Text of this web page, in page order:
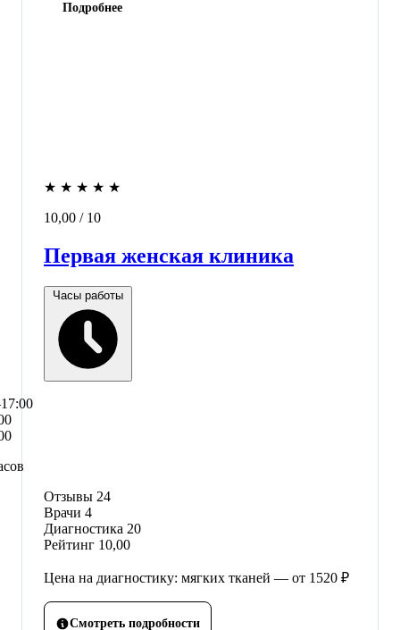
Подробнее
★ ★ ★ ★ ★
10,00 / 10
Первая женская клиника
Часы работы
Отзывы 24
Врачи 4
Диагностика 20
Рейтинг 10,00
Цена на диагностику: мягких тканей — от 1520 ₽
Смотреть подробности